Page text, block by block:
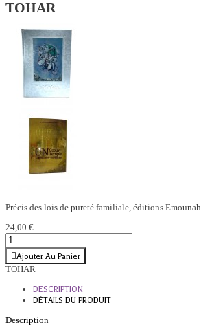
TOHAR
Précis des lois de pureté familiale, éditions Emounah
24,00 €
Ajouter Au Panier
TOHAR
DESCRIPTION
DÉTAILS DU PRODUIT
Description